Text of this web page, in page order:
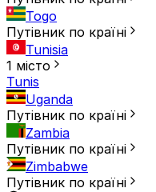
Togo
Путівник по країні
Tunisia
1 місто
Tunis
Uganda
Путівник по країні
Zambia
Путівник по країні
Zimbabwe
Путівник по країні